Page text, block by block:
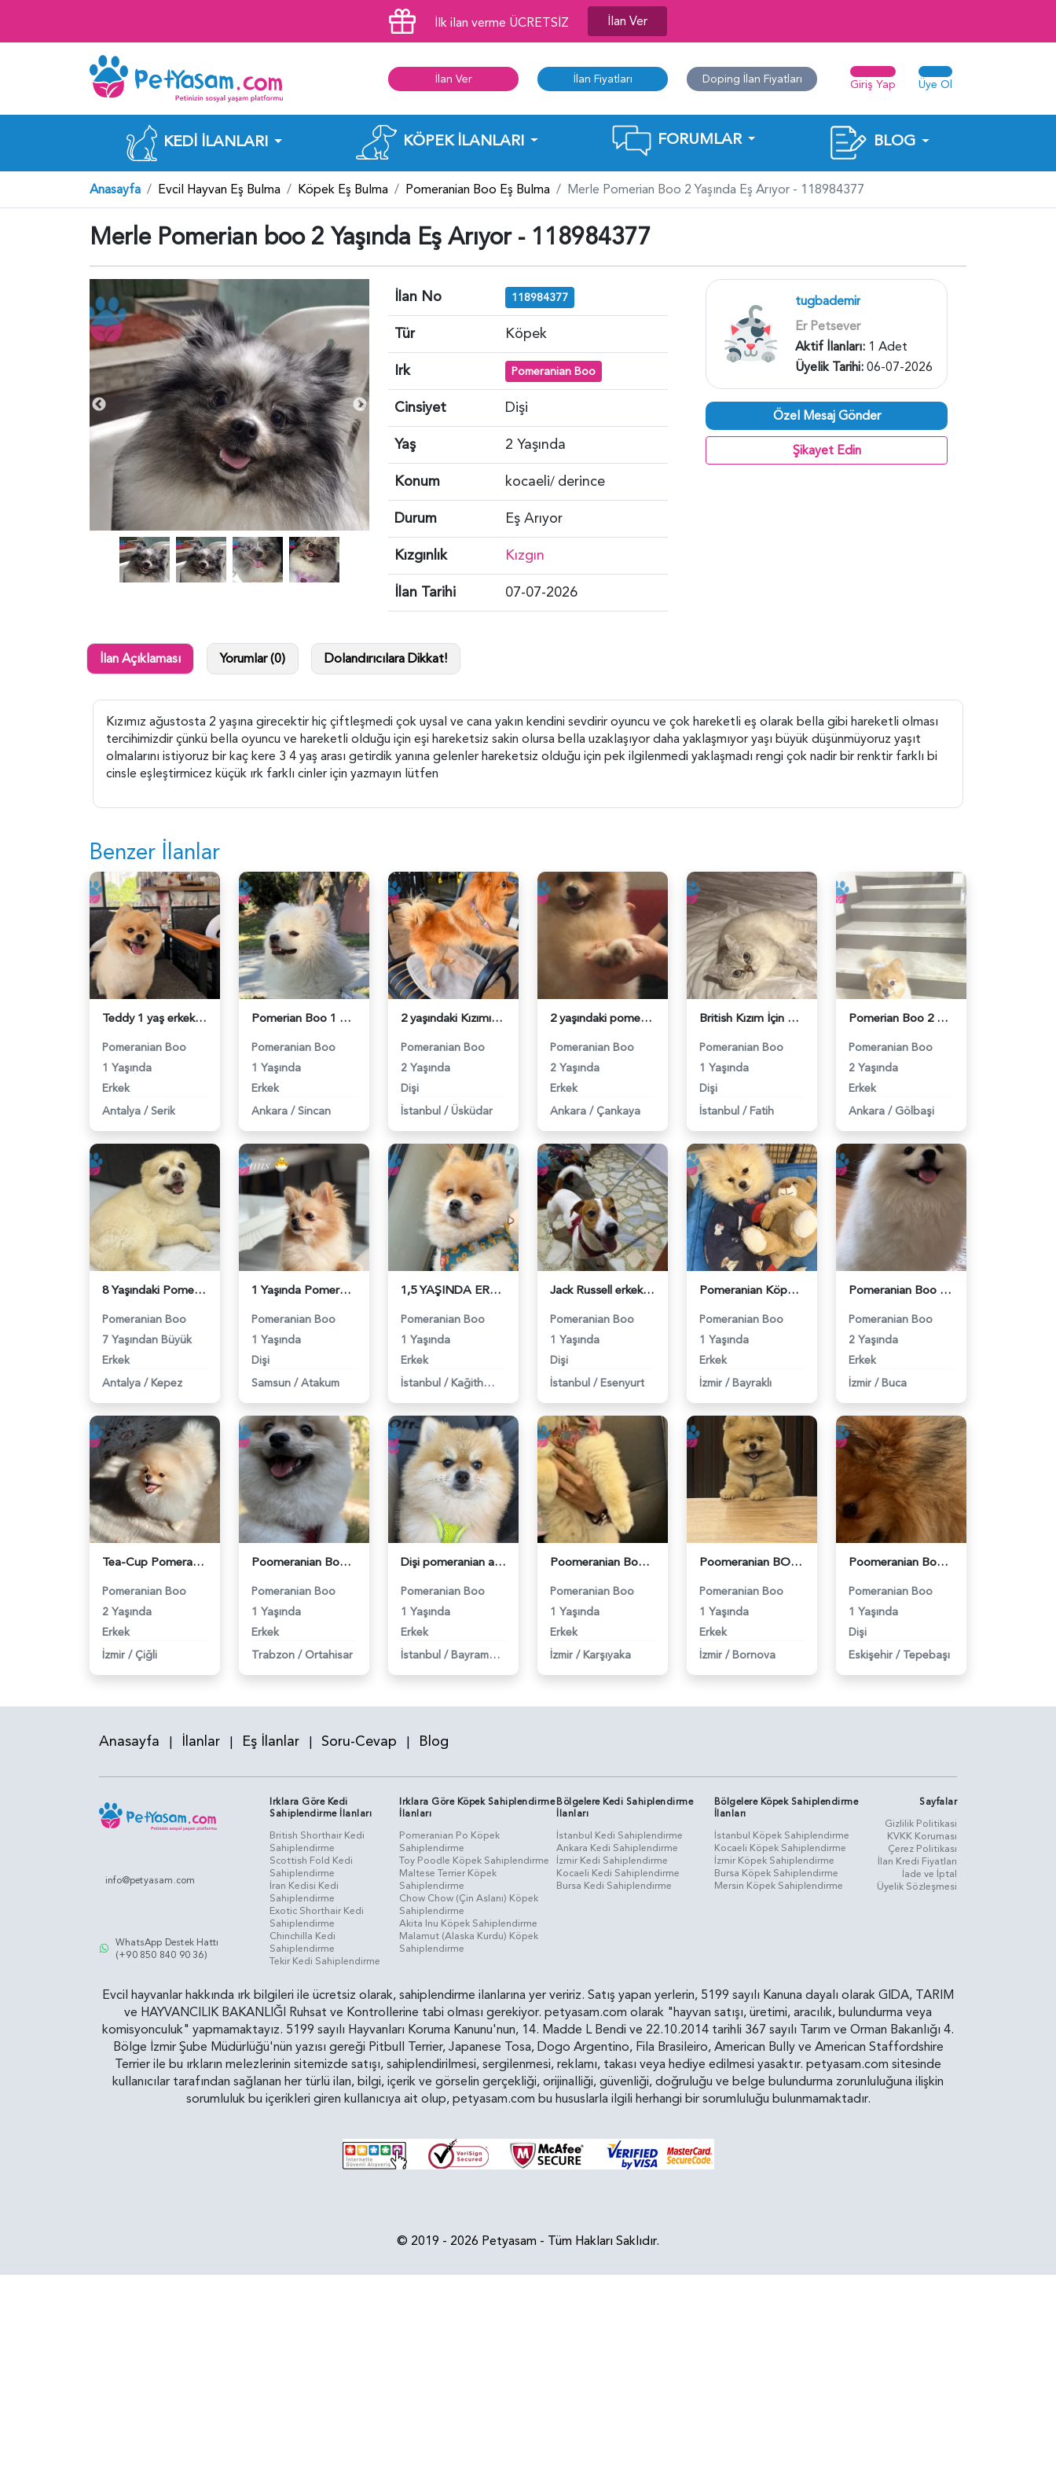
İlk ilan verme ÜCRETSİZ İlan Ver
İlan Ver İlan Fiyatları Doping İlan Fiyatları Giriş Yap Üye Ol
KEDI İLANLARI KÖPEK İLANLARI FORUMLAR BLOG
Anasayfa Evcil Hayvan Eş Bulma Köpek Eş Bulma Pomeranian Boo Eş Bulma Merle Pomerian Boo 2 Yaşında Eş Arıyor - 118984377
Merle Pomerian boo 2 Yaşında Eş Arıyor - 118984377
İlan No 118984377
Tür
Köpek
Irk
Pomeranian Boo
Cinsiyet
Dişi
Yaş
2 Yaşında
Konum
kocaeli/ derince
Durum
Eş Arıyor
Kızgınlık
Kızgın
İlan Tarihi
07-07-2026
tugbademir
Er Petsever
Aktif İlanları: 1 Adet
Üyelik Tarihi:06-07-2026
Özel Mesaj Gönder
Şikayet Edin
İlan Açıklaması Yorumlar (0) Dolandırıcılara Dikkat!
Kızımız ağustosta 2 yaşına girecektir hiç çiftleşmedi çok uysal ve cana yakın kendini sevdirir oyuncu ve çok hareketli eş olarak bella gibi hareketli olması
tercihimizdir çünkü bella oyuncu ve hareketli olduğu için eşi hareketsiz sakin olursa bella uzaklaşıyor daha yaklaşmıyor yaşı büyük düşünmüyoruz yaşıt
olmalarını istiyoruz bir kaç kere 3 4 yaş arası getirdik yanına gelenler hareketsiz olduğu için pek ilgilenmedi yaklaşmadı rengi çok nadir bir renktir farklı bi
cinsle eşleştirmicez küçük ırk farklı cinler için yazmayın lütfen
Benzer İlanlar
Teddy 1 yaş erkek - 118984673
Pomeranian Boo
1 Yaşında
Erkek
Antalya / Serik
Pomerian Boo 1 Yaşında Eş Arıyor - 118984665
Pomeranian Boo
1 Yaşında
Erkek
Ankara / Sincan
2 yaşındaki Kızımıza acil damat adayı arıyoruz - 118984608
Pomeranian Boo
2 Yaşında
Dişi
İstanbul / Üsküdar
2 yaşındaki pomerinan oğluma eş arıyoruz - 118984492
Pomeranian Boo
2 Yaşında
Erkek
Ankara / Çankaya
British Kızım İçin Eş Arıyorum - 118984411
Pomeranian Boo
1 Yaşında
Dişi
İstanbul / Fatih
Pomerian Boo 2 Yaşında Köpeğime Eş Arıyorum - 118984400
Pomeranian Boo
2 Yaşında
Erkek
Ankara / Gölbaşi
8 Yaşındaki Pomeranian Oğlumuza Eş Arıyoruz - 118984354
Pomeranian Boo
7 Yaşından Büyük
Erkek
Antalya / Kepez
1 Yaşında Pomeranian Boo Köpeğim Eş Arıyor - 118984346
Pomeranian Boo
1 Yaşında
Dişi
Samsun / Atakum
1,5 YAŞINDA ERKEK BENZER SURAT EŞ ARIYORUZ - 118984329
Pomeranian Boo
1 Yaşında
Erkek
İstanbul / Kağithane
Jack Russell erkek 2.5 yaşında dişi arıyoruz - 118984320
Pomeranian Boo
1 Yaşında
Dişi
İstanbul / Esenyurt
Pomeranian Köpeğimiz için Eş arıyoruz - 118984274
Pomeranian Boo
1 Yaşında
Erkek
İzmir / Bayraklı
Pomeranian Boo Leo'ya Eş Arıyorum - 118984191
Pomeranian Boo
2 Yaşında
Erkek
İzmir / Buca
Tea-Cup Pomeranian (Boo) Erkek Köpeğim İçin Uygun Dişi Eş Aranıyor! - 118984139
Pomeranian Boo
2 Yaşında
Erkek
İzmir / Çiğli
Poomeranian Boo 1 Yaşında Erkek Köpeğim Eş Arıyor - 118984099
Pomeranian Boo
1 Yaşında
Erkek
Trabzon / Ortahisar
Dişi pomeranian aranıyor ciflestirmek için 3 kg - 118984387
Pomeranian Boo
1 Yaşında
Erkek
İstanbul / Bayrampaşa
Poomeranian Boo 1 Yaşında Köpeğim Eş Arıyor - 118984093
Pomeranian Boo
1 Yaşında
Erkek
İzmir / Karşıyaka
Poomeranian BOO Ayı surat dişi aramaktayız - 118984094
Pomeranian Boo
1 Yaşında
Erkek
İzmir / Bornova
Poomeranian Boo 1 Yaşında Oğlum Eş Arıyorum - 118984085
Pomeranian Boo
1 Yaşında
Dişi
Eskişehir / Tepebaşı
Anasayfa | İlanlar | Eş İlanlar | Soru-Cevap | Blog
info@petyasam.com
WhatsApp Destek Hattı
(+90 850 840 90 36)
Irklara Göre Kedi
Sahiplendirme İlanları
British Shorthair Kedi
Sahiplendirme
Scottish Fold Kedi
Sahiplendirme
İran Kedisi Kedi
Sahiplendirme
Exotic Shorthair Kedi
Sahiplendirme
Chinchilla Kedi
Sahiplendirme
Tekir Kedi Sahiplendirme
Irklara Göre Köpek Sahiplendirme
İlanları
Pomeranian Po Köpek
Sahiplendirme
Toy Poodle Köpek Sahiplendirme
Maltese Terrier Köpek
Sahiplendirme
Chow Chow (Çin Aslanı) Köpek
Sahiplendirme
Akita Inu Köpek Sahiplendirme
Malamut (Alaska Kurdu) Köpek
Sahiplendirme
Bölgelere Kedi Sahiplendirme
İlanları
İstanbul Kedi Sahiplendirme
Ankara Kedi Sahiplendirme
İzmir Kedi Sahiplendirme
Kocaeli Kedi Sahiplendirme
Bursa Kedi Sahiplendirme
Bölgelere Köpek Sahiplendirme
İlanları
İstanbul Köpek Sahiplendirme
Kocaeli Köpek Sahiplendirme
İzmir Köpek Sahiplendirme
Bursa Köpek Sahiplendirme
Mersin Köpek Sahiplendirme
Sayfalar
Gizlilik Politikasi
KVKK Koruması
Çerez Politikası
İlan Kredi Fiyatları
İade ve İptal
Üyelik Sözleşmesi
Evcil hayvanlar hakkında ırk bilgileri ile ücretsiz olarak, sahiplendirme ilanlarına yer veririz. Satış yapan yerlerin, 5199 sayılı Kanuna dayalı olarak GIDA, TARIM
ve HAYVANCILIK BAKANLIĞI Ruhsat ve Kontrollerine tabi olması gerekiyor. petyasam.com olarak "hayvan satışı, üretimi, aracılık, bulundurma veya
komisyonculuk" yapmamaktayız. 5199 sayılı Hayvanları Koruma Kanunu'nun, 14. Madde L Bendi ve 22.10.2014 tarihli 367 sayılı Tarım ve Orman Bakanlığı 4.
Bölge İzmir Şube Müdürlüğü'nün yazısı gereği Pitbull Terrier, Japanese Tosa, Dogo Argentino, Fila Brasileiro, American Bully ve American Staffordshire
Terrier ile bu ırkların melezlerinin sitemizde satışı, sahiplendirilmesi, sergilenmesi, reklamı, takası veya hediye edilmesi yasaktır. petyasam.com sitesinde
kullanıcılar tarafından sağlanan her türlü ilan, bilgi, içerik ve görselin gerçekliği, orijinalliği, güvenliği, doğruluğu ve belge bulundurma zorunluluğuna ilişkin
sorumluluk bu içerikleri giren kullanıcıya ait olup, petyasam.com bu hususlarla ilgili herhangi bir sorumluluğu bulunmamaktadır.
© 2019 - 2026 Petyasam - Tüm Hakları Saklıdır.